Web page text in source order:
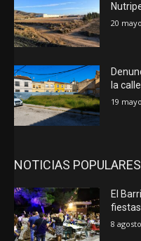
20
la
19
NOTICIAS POPULARES
El
8